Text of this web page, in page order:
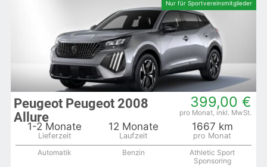
399,00 €
Peugeot Peugeot 2008
Allure
1-2 Monate 12 Monate 1667 km
Automatik Benzin
Athletic Sport
Sponsoring